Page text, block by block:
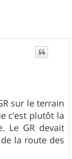
sur le terrain
c'est plutôt la
Le GR devait
la route des